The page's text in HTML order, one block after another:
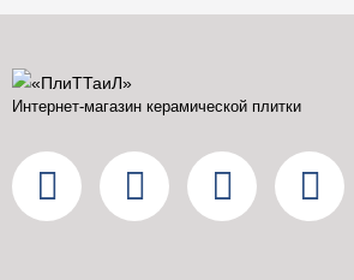
Интернет-магазин керамической плитки